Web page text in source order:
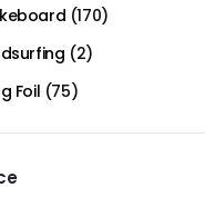
(170)
(2)
Foil (75)